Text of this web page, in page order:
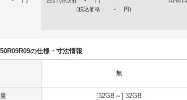
(税込価格： - 円)
の仕様・寸法情報
無
[32GB～] 32GB